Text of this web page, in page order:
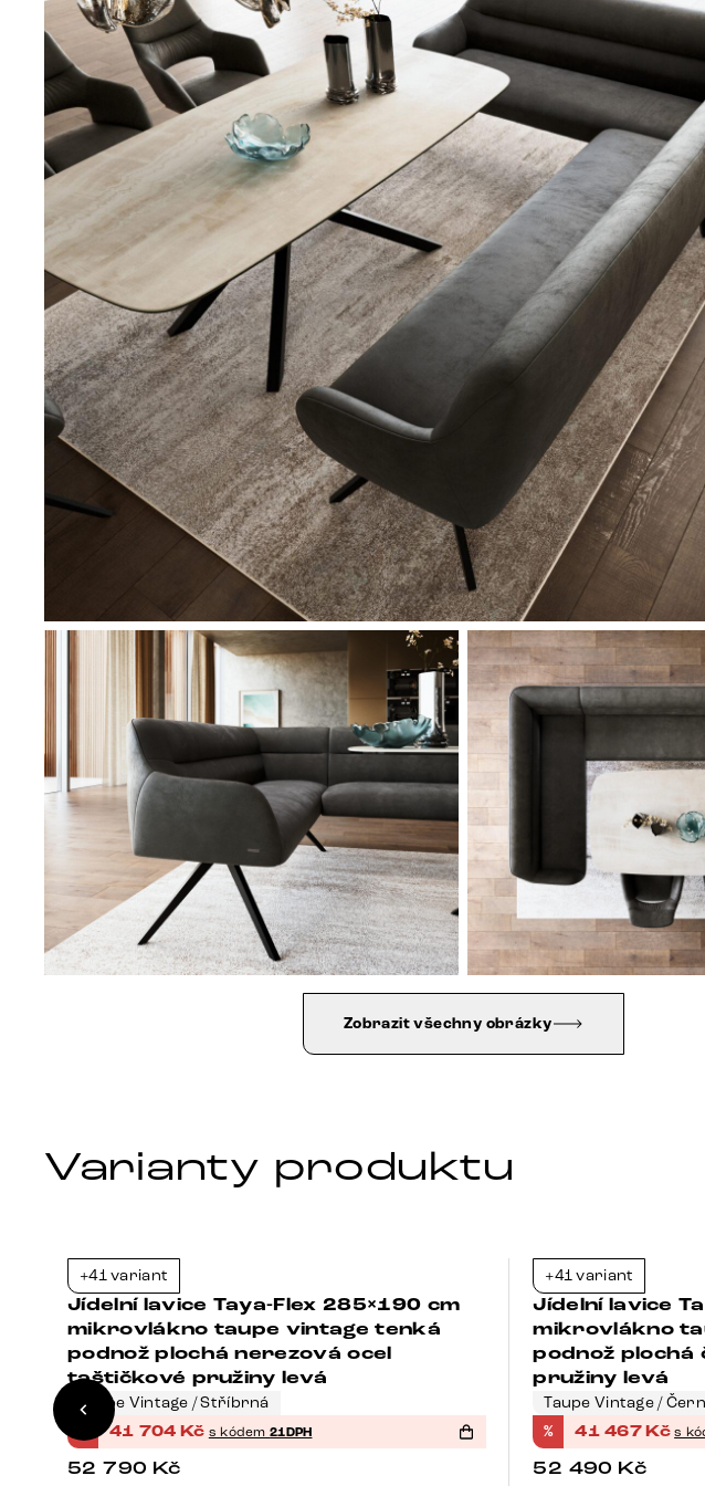
Zobrazit všechny obrázky
Varianty produktu
+41 variant
Jídelní lavice Taya-Flex 285×190 cm
mikrovlákno taupe vintage tenká
podnož plochá nerezová ocel
taštičkové pružiny levá
Taupe Vintage / Stříbrná
41 704 Kč s kódem21DPH
52 790 Kč
+41 variant
Jídelní lavice
mikrovlákno
podnož
pružiny levá
Taupe Vintage /
% 41 467Kč s
52 490 Kč